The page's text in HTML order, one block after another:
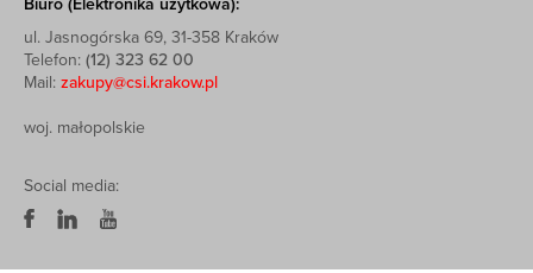
Biuro (Elektronika użytkowa):
ul. Jasnogórska 69, 31-358 Kraków
Telefon: (12) 323 62 00
Mail: zakupy@csi.krakow.pl
woj. małopolskie
Social media: